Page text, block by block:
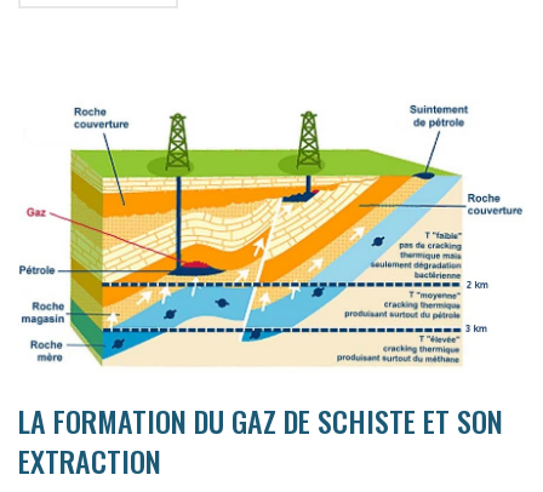
LA FORMATION DU GAZ DE SCHISTE ET SON
EXTRACTION